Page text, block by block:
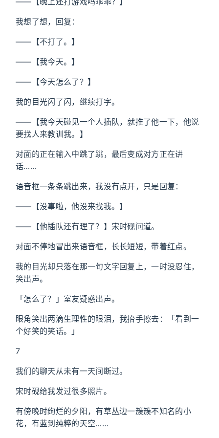
我想了想，回复：
——【不打了。】
——【我今天。】
——【今天怎么了？】
我的目光闪了闪，继续打字。
——【我今天碰见一个人插队，就推了他一下，他说
要找人来教训我。】
对面的正在输入中跳了跳，最后变成对方正在讲
话……
语音框一条条跳出来，我没有点开，只是回复：
——【没事啦，他没来找我。】
——【他插队还有理了？】宋时砚问道。
对面不停地冒出来语音框，长长短短，带着红点。
我的目光却只落在那一句文字回复上，一时没忍住，
笑出声。
「怎么了？」室友疑惑出声。
眼角笑出两滴生理性的眼泪，我抬手擦去：「看到一
个好笑的笑话。」
7
我们的聊天从未有一天间断过。
宋时砚给我发过很多照片。
有傍晚时绚烂的夕阳，有草丛边一簇簇不知名的小
花，有蓝到纯粹的天空……